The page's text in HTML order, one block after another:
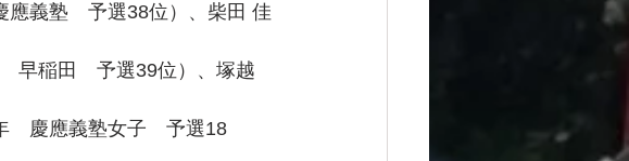
義塾　予選38位）、柴田 佳
早稲田　予選39位）、塚越
慶應義塾女子　予選18